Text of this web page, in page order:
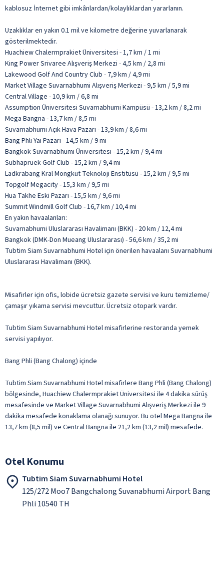
kablosuz İnternet gibi imkânlardan/kolaylıklardan yararlanın.
Uzaklıklar en yakın 0.1 mil ve kilometre değerine yuvarlanarak
gösterilmektedir.
Huachiew Chalermprakiet Üniversitesi - 1,7 km / 1 mi
King Power Srivaree Alışveriş Merkezi - 4,5 km / 2,8 mi
Lakewood Golf And Country Club - 7,9 km / 4,9 mi
Market Village Suvarnabhumi Alışveriş Merkezi - 9,5 km / 5,9 mi
Central Village - 10,9 km / 6,8 mi
Assumption Üniversitesi Suvarnabhumi Kampüsü - 13,2 km / 8,2 mi
Mega Bangna - 13,7 km / 8,5 mi
Suvarnabhumi Açık Hava Pazarı - 13,9 km / 8,6 mi
Bang Phli Yai Pazarı - 14,5 km / 9 mi
Bangkok Suvarnabhumi Üniversitesi - 15,2 km / 9,4 mi
Subhapruek Golf Club - 15,2 km / 9,4 mi
Ladkrabang Kral Mongkut Teknoloji Enstitüsü - 15,2 km / 9,5 mi
Topgolf Megacity - 15,3 km / 9,5 mi
Hua Takhe Eski Pazarı - 15,5 km / 9,6 mi
Summit Windmill Golf Club - 16,7 km / 10,4 mi
En yakın havaalanları:
Suvarnabhumi Uluslararası Havalimanı (BKK) - 20 km / 12,4 mi
Bangkok (DMK-Don Mueang Uluslararası) - 56,6 km / 35,2 mi
Tubtim Siam Suvarnabhumi Hotel için önerilen havaalanı Suvarnabhumi
Uluslararası Havalimanı (BKK).
Misafirler için ofis, lobide ücretsiz gazete servisi ve kuru temizleme/
çamaşır yıkama servisi mevcuttur. Ücretsiz otopark vardır.
Tubtim Siam Suvarnabhumi Hotel misafirlerine restoranda yemek
servisi yapılıyor.
Bang Phli (Bang Chalong) içinde
Tubtim Siam Suvarnabhumi Hotel misafirlere Bang Phli (Bang Chalong)
bölgesinde, Huachiew Chalermprakiet Üniversitesi ile 4 dakika sürüş
mesafesinde ve Market Village Suvarnabhumi Alışveriş Merkezi ile 9
dakika mesafede konaklama olanağı sunuyor. Bu otel Mega Bangna ile
13,7 km (8,5 mil) ve Central Bangna ile 21,2 km (13,2 mil) mesafede.
Otel Konumu
Tubtim Siam Suvarnabhumi Hotel
125/272 Moo7 Bangchalong Suvanabhumi Airport Bang
Phli 10540 TH